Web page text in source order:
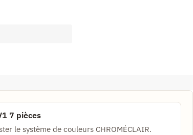
7 pièces
le système de couleurs CHROMÉCLAIR.